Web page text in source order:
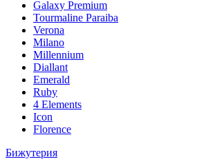
Galaxy Premium
Tourmaline Paraiba
Verona
Milano
Millennium
Diallant
Emerald
Ruby
4 Elements
Icon
Florence
Бижутерия